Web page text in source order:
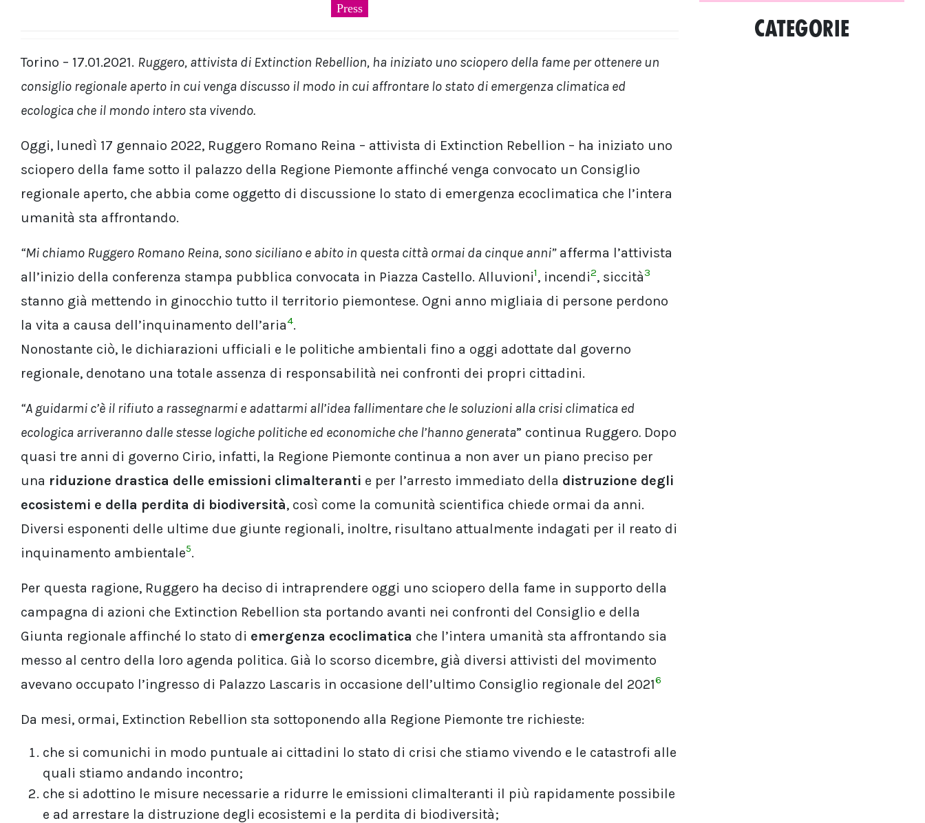
Press
Torino – 17.01.2021. Ruggero, attivista di Extinction Rebellion, ha iniziato uno sciopero della fame per ottenere un
consiglio regionale aperto in cui venga discusso il modo in cui affrontare lo stato di emergenza climatica ed
ecologica che il mondo intero sta vivendo.
Oggi, lunedì 17 gennaio 2022, Ruggero Romano Reina – attivista di Extinction Rebellion – ha iniziato uno
sciopero della fame sotto il palazzo della Regione Piemonte affinché venga convocato un Consiglio
regionale aperto, che abbia come oggetto di discussione lo stato di emergenza ecoclimatica che l’intera
umanità sta affrontando.
“Mi chiamo Ruggero Romano Reina, sono siciliano e abito in questa città ormai da cinque anni”afferma l’attivista
all’inizio della conferenza stampa pubblica convocata in Piazza Castello. Alluvioni1, incendi2, siccità3
stanno già mettendo in ginocchio tutto il territorio piemontese. Ogni anno migliaia di persone perdono
la vita a causa dell’inquinamento dell’aria4.
Nonostante ciò, le dichiarazioni ufficiali e le politiche ambientali fino a oggi adottate dal governo
regionale, denotano una totale assenza di responsabilità nei confronti dei propri cittadini.
“A guidarmi c’è il rifiuto a rassegnarmi e adattarmi all’idea fallimentare che le soluzioni alla crisi climatica ed
ecologica arriveranno dalle stesse logiche politiche ed economiche che l’hanno generata” continua Ruggero. Dopo
quasi tre anni di governo Cirio, infatti, la Regione Piemonte continua a non aver un piano preciso per
una riduzione drastica delle emissioni climalteranti e per l’arresto immediato della distruzione degli
ecosistemi e della perdita di biodiversità, così come la comunità scientifica chiede ormai da anni.
Diversi esponenti delle ultime due giunte regionali, inoltre, risultano attualmente indagati per il reato di
inquinamento ambientale5.
Per questa ragione, Ruggero ha deciso di intraprendere oggi uno sciopero della fame in supporto della
campagna di azioni che Extinction Rebellion sta portando avanti nei confronti del Consiglio e della
Giunta regionale affinché lo stato di emergenza ecoclimatica che l’intera umanità sta affrontando sia
messo al centro della loro agenda politica. Già lo scorso dicembre, già diversi attivisti del movimento
avevano occupato l’ingresso di Palazzo Lascaris in occasione dell’ultimo Consiglio regionale del 20216
Da mesi, ormai, Extinction Rebellion sta sottoponendo alla Regione Piemonte tre richieste:
che si comunichi in modo puntuale ai cittadini lo stato di crisi che stiamo vivendo e le catastrofi alle
quali stiamo andando incontro;
che si adottino le misure necessarie a ridurre le emissioni climalteranti il più rapidamente possibile
e ad arrestare la distruzione degli ecosistemi e la perdita di biodiversità;
CATEGORIE